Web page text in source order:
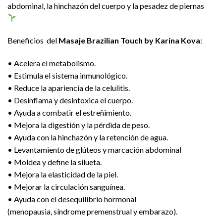
abdominal, la hinchazón del cuerpo y la pesadez de piernas
Beneficios del Masaje Brazilian Touch by Karina Kova:
• Acelera el metabolismo.
• Estimula el sistema inmunológico.
• Reduce la apariencia de la celulitis.
• Desinflama y desintoxica el cuerpo.
• Ayuda a combatir el estreñimiento.
• Mejora la digestión y la pérdida de peso.
• Ayuda con la hinchazón y la retención de agua.
• Levantamiento de glúteos y marcación abdominal
• Moldea y define la silueta.
• Mejora la elasticidad de la piel.
• Mejorar la circulación sanguínea.
• Ayuda con el desequilibrio hormonal
(menopausia, síndrome premenstrual y embarazo).